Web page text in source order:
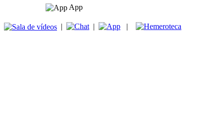
App
| | |